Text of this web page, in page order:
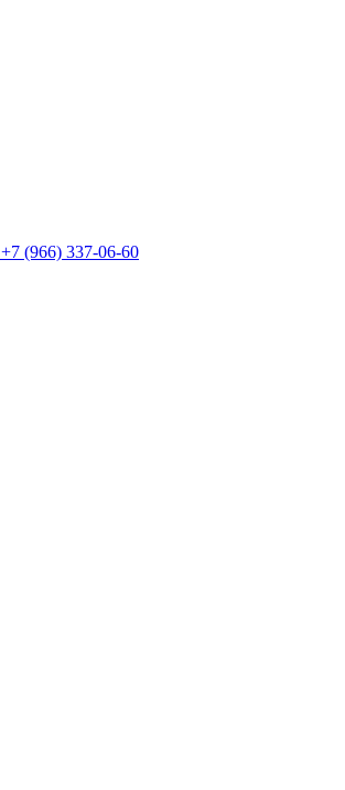
+7 (966) 337-06-60